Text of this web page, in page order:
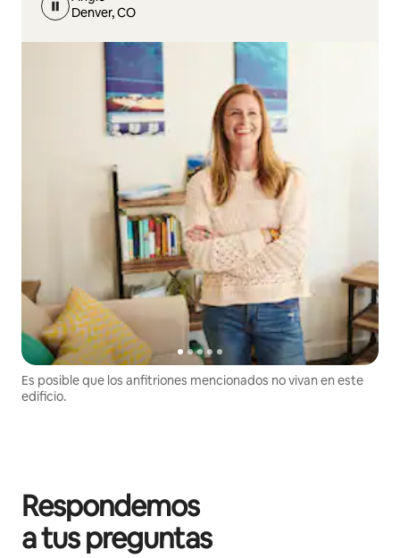
Denver, CO
Es posible que los anfitriones mencionados no vivan en este
edificio.
Respondemos
a tus preguntas